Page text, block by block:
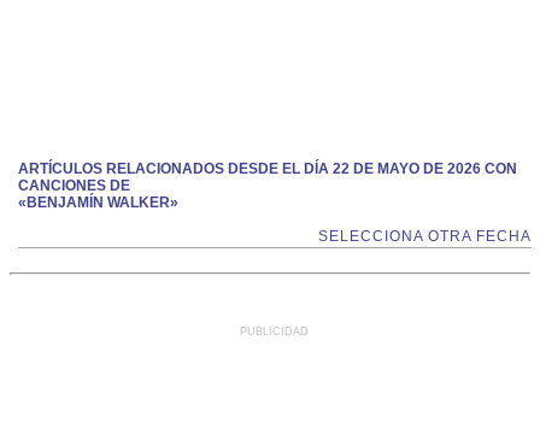
ARTÍCULOS RELACIONADOS DESDE EL DÍA 22 DE MAYO DE 2026 CON
CANCIONES DE
«BENJAMÍN WALKER»
SELECCIONA OTRA FECHA
PUBLICIDAD